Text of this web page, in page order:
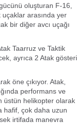
oluşturan F-16,
arasında yer
bir diğer avcı uçağı
Taarruz ve Taktik
ayrıca 2 Atak gösteri
öne çıkıyor. Atak,
performans ve
üstün helikopter olarak
hafif, çok daha uzun
irtifada manevra